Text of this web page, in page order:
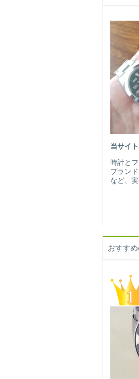
当サイ
時計と
ブラン
など、
おすす